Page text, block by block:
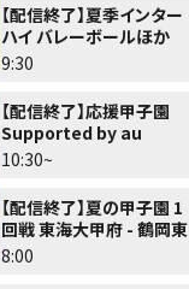
【配信終了】夏季インター
ハイ バレーボールほか
9:30
【配信終了】応援甲子園
Supported by au
10:30~
【配信終了】夏の甲子園 1
回戦 東海大甲府 - 鶴岡東
8:00